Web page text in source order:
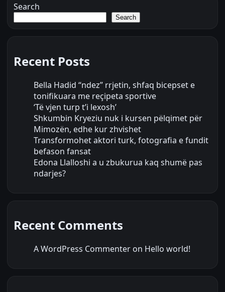
Search
Search
Recent Posts
Bella Hadid “ndez” rrjetin, shfaq bicepset e
tonifikuara me reçipeta sportive
‘Të vjen turp t’i lexosh’
Shkumbin Kryeziu nuk i kursen pëlqimet për
Mimozën, edhe kur zhvishet
Transformohet aktori turk, fotografia e fundit
befason fansat
Edona Llalloshi a u zbukurua kaq shumë pas
ndarjes?
Recent Comments
A WordPress Commenter on Hello world!